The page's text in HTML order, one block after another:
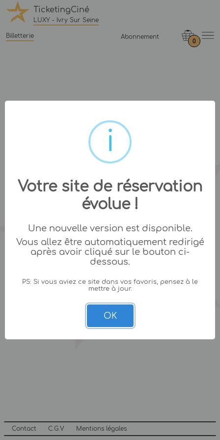
TicketingCiné
LUXY - Ivry Sur Seine
Billetterie Abonnement
0
Contact C.G.V Mentions légales
Votre site de réservation
évolue !
Une nouvelle version est disponible.
Vous allez être automatiquement redirigé
après avoir cliqué sur le bouton ci-
dessous.
PS: Si vous aviez ce site dans vos favoris, pensez à le
mettre à jour.
OK